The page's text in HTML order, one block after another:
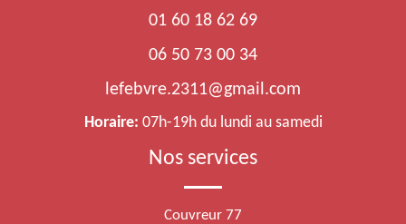
01 60 18 62 69
06 50 73 00 34
lefebvre.2311@gmail.com
Horaire: 07h-19h du lundi au samedi
Nos services
Couvreur 77